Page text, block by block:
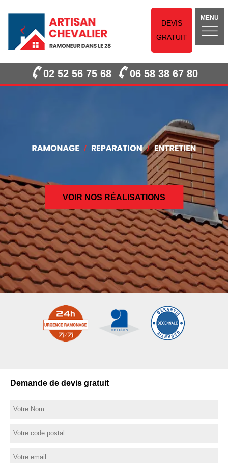
DEVIS
GRATUIT
MENU
02 52 56 75 68 06 58 38 67 80
VOIR NOS RÉALISATIONS
Demande de devis gratuit